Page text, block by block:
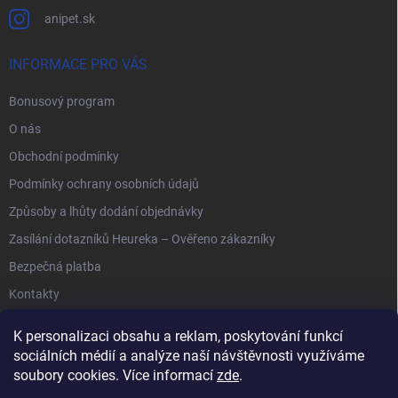
K personalizaci obsahu a reklam, poskytování funkcí
sociálních médií a analýze naší návštěvnosti využíváme
soubory cookies. Více informací zde.
anipet.sk
INFORMACE PRO VÁS
Bonusový program
O nás
Obchodní podmínky
Podmínky ochrany osobních údajů
Způsoby a lhůty dodání objednávky
Zasílání dotazníků Heureka – Ověřeno zákazníky
Bezpečná platba
Kontakty
Anipet.sk